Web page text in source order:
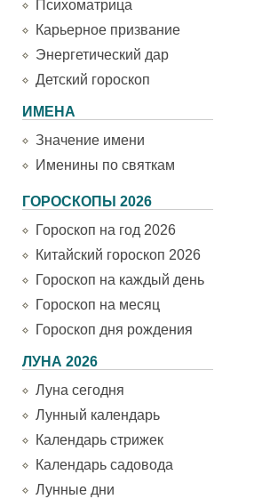
Психоматрица
Карьерное призвание
Энергетический дар
Детский гороскоп
ИМЕНА
Значение имени
Именины по святкам
ГОРОСКОПЫ 2026
Гороскоп на год 2026
Китайский гороскоп 2026
Гороскоп на каждый день
Гороскоп на месяц
Гороскоп дня рождения
ЛУНА 2026
Луна сегодня
Лунный календарь
Календарь стрижек
Календарь садовода
Лунные дни